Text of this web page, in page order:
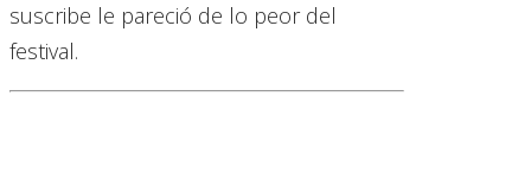
suscribe le pareció de lo peor del
festival.